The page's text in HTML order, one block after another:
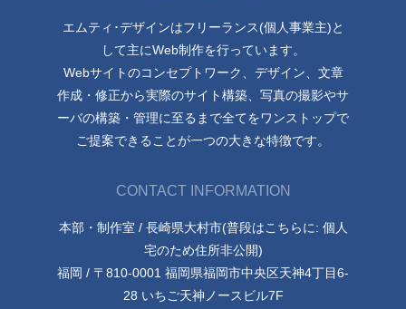
エムティ･デザインはフリーランス(個人事業主)と
して主にWeb制作を行っています。
Webサイトのコンセプトワーク、デザイン、文章
作成・修正から実際のサイト構築、写真の撮影やサ
ーバの構築・管理に至るまで全てをワンストップで
ご提案できることが一つの大きな特徴です。
CONTACT INFORMATION
本部・制作室 / 長崎県大村市(普段はこちらに: 個人
宅のため住所非公開)
福岡 / 〒810-0001 福岡県福岡市中央区天神4丁目6-
28 いちご天神ノースビル7F